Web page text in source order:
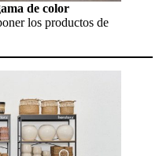
de color
los productos de